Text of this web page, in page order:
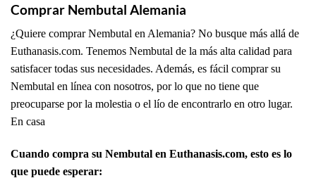
Comprar Nembutal Alemania
¿Quiere comprar Nembutal en Alemania? No busque más allá de
Euthanasis.com. Tenemos Nembutal de la más alta calidad para
satisfacer todas sus necesidades. Además, es fácil comprar su
Nembutal en línea con nosotros, por lo que no tiene que
preocuparse por la molestia o el lío de encontrarlo en otro lugar.
En casa
Cuando compra su Nembutal en Euthanasis.com, esto es lo
que puede esperar: